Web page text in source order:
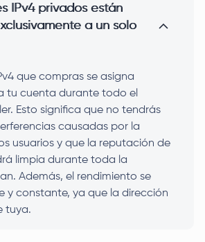
IPv4 privados están
a un solo
que compras se asigna
tu cuenta durante todo el
Esto significa que no tendrás
causadas por la
usuarios y que la reputación de
limpia durante toda la
Además, el rendimiento se
y constante, ya que la dirección
tuya.